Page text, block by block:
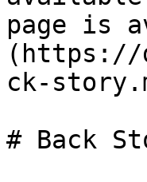
page is
(https://
ck-
# Back